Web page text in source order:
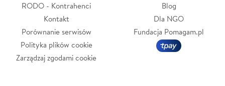
RODO - Kontrahenci
Kontakt
Porównanie serwisów
Polityka plików cookie
Zarządzaj zgodami cookie
Blog
Dla NGO
Fundacja Pomagam.pl